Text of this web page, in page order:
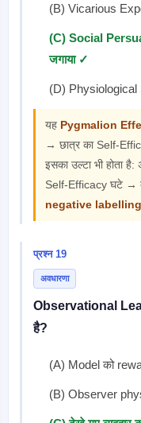
(B) Vicarious
(C) Social
जगाया ✓
(D) Physiological
यह Pygmalion
→ छात्र का Self-
इसका उल्टा भी होता
Self-Efficacy घटे →
negative labelling
प्रश्न 19
अवधारणा
Observational
है?
(A) Model को
(B) Observer